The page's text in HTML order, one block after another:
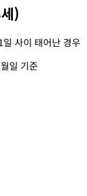
)
사이 태어난 경우
일 기준